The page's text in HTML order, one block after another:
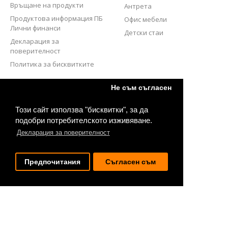
Този сайт използва "бисквитки", за да
подобри потребителското изживяване.
Декларация за поверителност
Не съм съгласен
Предпочитания Съгласен съм
Връщане на продукти
Продуктова информация ПБ
Лични финанси
Декларация за
поверителност
Политика за бисквитките
Антрета
Офис мебели
Детски стаи